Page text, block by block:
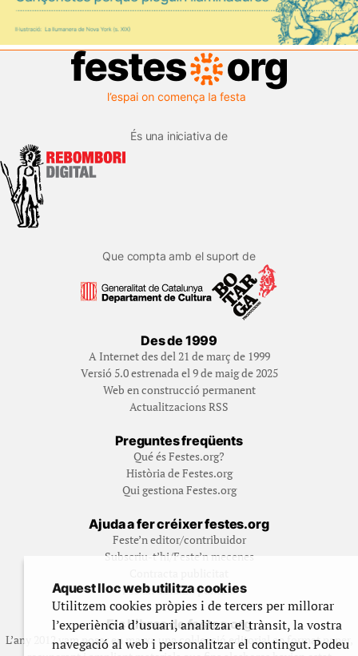
És una iniciativa de
Que compta amb el suport de
Des de 1999
A Internet des del 21 de març de 1999
Versió 5.0 estrenada el 9 de maig de 2025
Web en construcció permanent
Actualitzacions RSS
Preguntes freqüents
Qué és Festes.org?
Història de Festes.org
Qui gestiona Festes.org
Ajuda a fer créixer festes.org
Feste’n editor/contribuidor
Subscriu-t’hi/Feste’n mecenes
Fes un donatiu puntual
Els llibres de festes.org
L’any 2012 vam posar en marxa una col·lecció editorial en format paper,
Aquest lloc web utilitza cookies
Utilitzem cookies pròpies i de tercers per millorar
l’experiència d’usuari, analitzar el trànsit, la vostra
navegació al web i personalitzar el contingut. Podeu